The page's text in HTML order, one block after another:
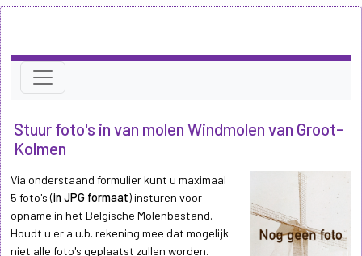
Stuur foto's in van molen Windmolen van Groot-
Kolmen
Via onderstaand formulier kunt u maximaal
5 foto's (in JPG formaat) insturen voor
opname in het Belgische Molenbestand.
Houdt u er a.u.b. rekening mee dat mogelijk
niet alle foto's geplaatst zullen worden.